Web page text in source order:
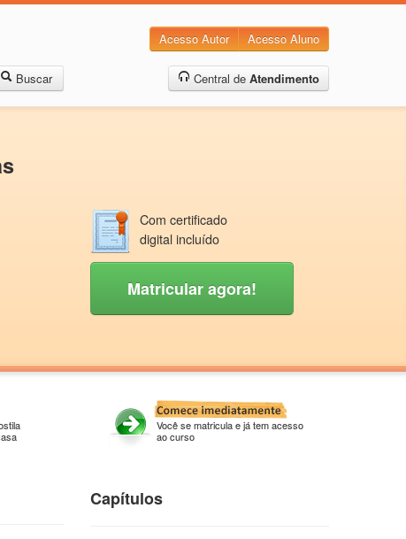
Acesso Autor Acesso Aluno
Buscar Central de Atendimento
Com certificado
digital incluído
Matricular agora!
Você se matricula e já tem acesso
ao curso
Capítulos